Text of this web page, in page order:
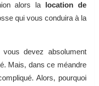
alors la location de
qui vous conduira à la
devez absolument
Mais, dans ce méandre
Alors, pourquoi